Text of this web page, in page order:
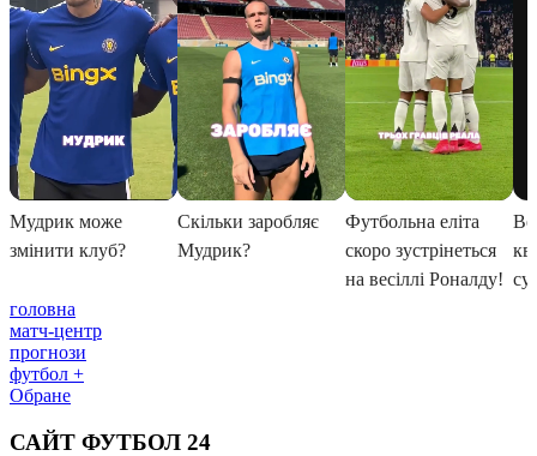
головна
матч-центр
прогнози
футбол +
Обране
САЙТ ФУТБОЛ 24